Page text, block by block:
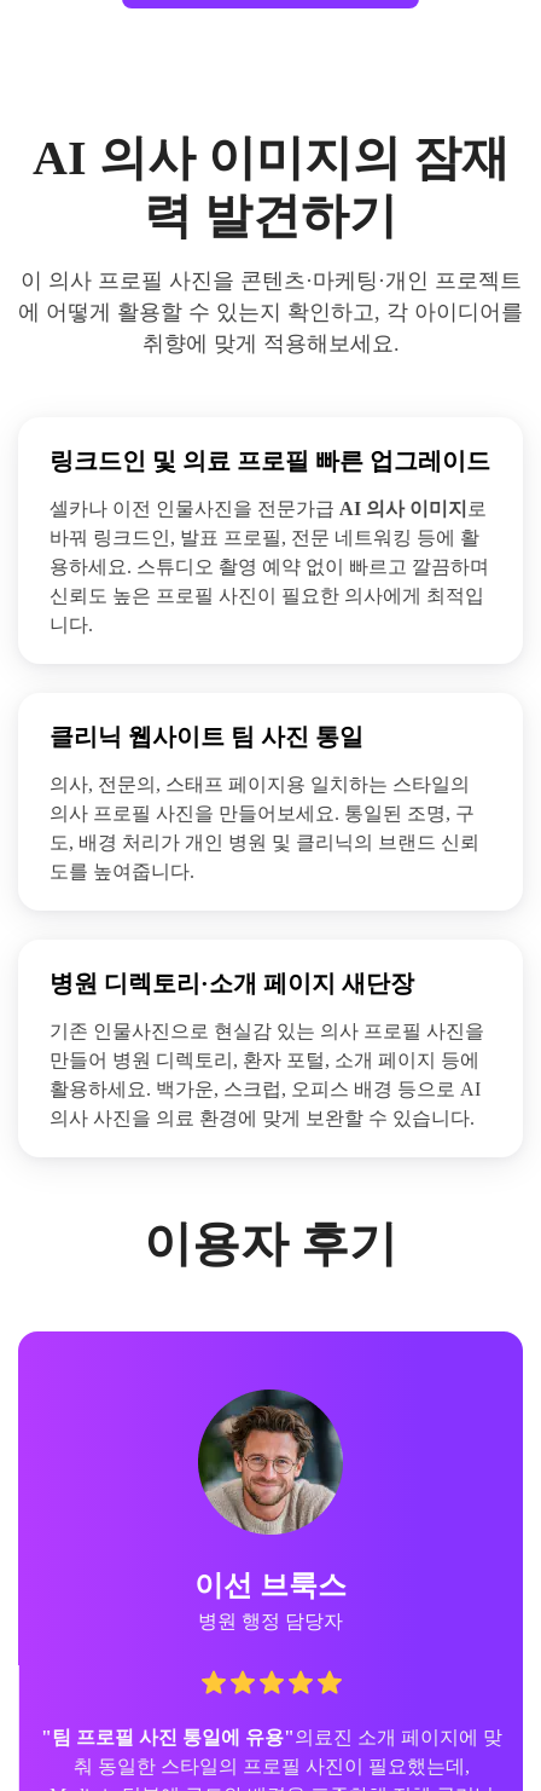
AI 의사 이미지의 잠재
력 발견하기
이 의사 프로필 사진을 콘텐츠·마케팅·개인 프로젝트
에 어떻게 활용할 수 있는지 확인하고, 각 아이디어를
취향에 맞게 적용해보세요.
링크드인 및 의료 프로필 빠른 업그레이드
셀카나 이전 인물사진을 전문가급 AI 의사 이미지 로
바꿔 링크드인, 발표 프로필, 전문 네트워킹 등에 활
용하세요. 스튜디오 촬영 예약 없이 빠르고 깔끔하며
신뢰도 높은 프로필 사진이 필요한 의사에게 최적입
니다.
클리닉 웹사이트 팀 사진 통일
의사, 전문의, 스태프 페이지용 일치하는 스타일의
의사 프로필 사진을 만들어보세요. 통일된 조명, 구
도, 배경 처리가 개인 병원 및 클리닉의 브랜드 신뢰
도를 높여줍니다.
병원 디렉토리·소개 페이지 새단장
기존 인물사진으로 현실감 있는 의사 프로필 사진을
만들어 병원 디렉토리, 환자 포털, 소개 페이지 등에
활용하세요. 백가운, 스크럽, 오피스 배경 등으로 AI
의사 사진을 의료 환경에 맞게 보완할 수 있습니다.
이용자 후기
이선 브룩스
병원 행정 담당자
"팀 프로필 사진 통일에 유용"의료진 소개 페이지에 맞
춰 동일한 스타일의 프로필 사진이 필요했는데,